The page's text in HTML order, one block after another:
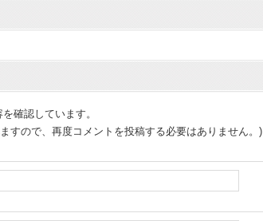
確認しています。
すので、再度コメントを投稿する必要はありません。)